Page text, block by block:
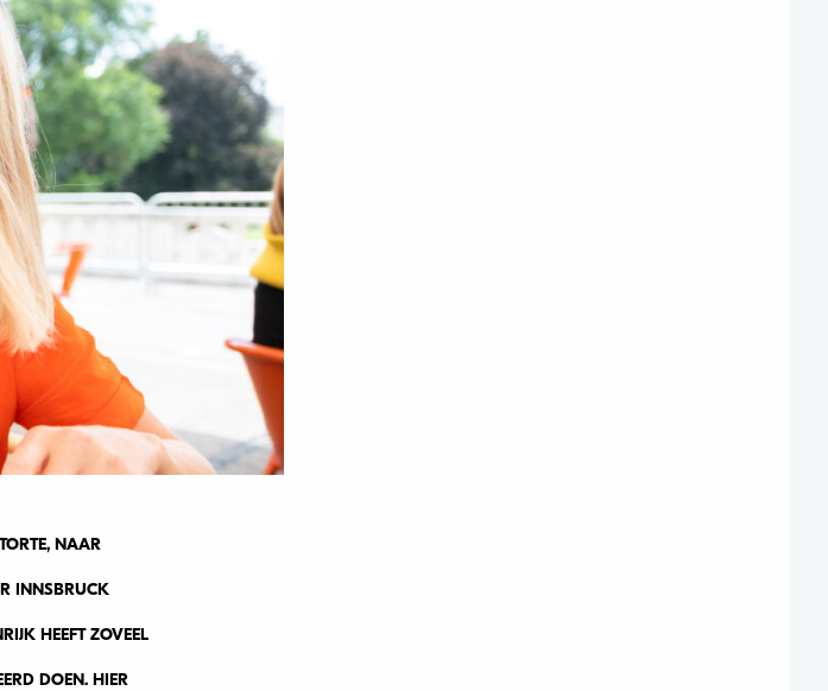
NAAR
INNSBRUCK
HEEFT ZOVEEL
DOEN. HIER